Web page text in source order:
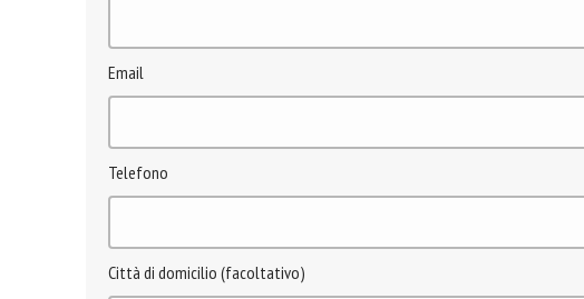
Email
Telefono
Città di domicilio (facoltativo)